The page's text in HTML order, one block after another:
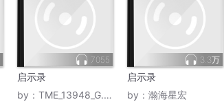
7055
启示录
by： TME_13948_G.E.M. 邓紫棋
3.3万
启示录
by： 瀚海星宏